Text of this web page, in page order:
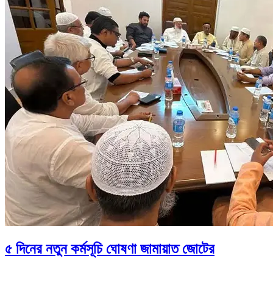
৫ দিনের নতুন কর্মসূচি ঘোষণা জামায়াত জোটের